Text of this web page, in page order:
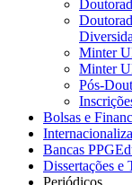
Minter
Minter
Pós-
Bolsas e
Bancas
Dissertações e
Periódicos